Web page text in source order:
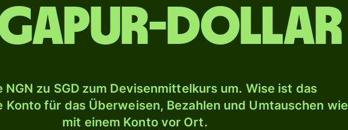
Dollar
NGN zu SGD zum Devisenmittelkurs um. Wise ist das
Konto für das Überweisen, Bezahlen und Umtauschen wie
mit einem Konto vor Ort.